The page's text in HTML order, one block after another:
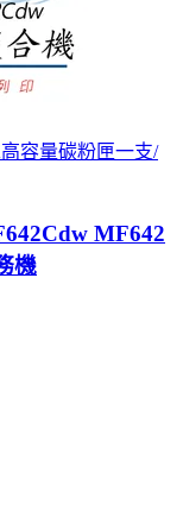
容量碳粉匣一支/
MF642
機